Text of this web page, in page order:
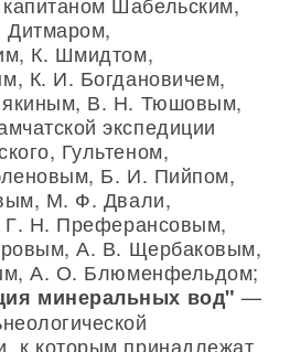
К. Шмидтом,
К. И. Богдановичем,
В. Н. Тюшовым,
экспедиции
Гультеном,
Б. И. Пийпом,
М. Ф. Двали,
Н. Преферансовым,
А. В. Щербаковым,
А. О. Блюменфельдом;
минеральных вод" —
к которым принадлежат